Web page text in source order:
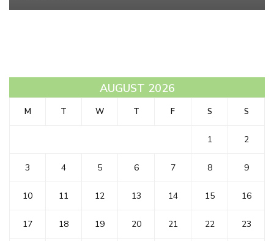
AUGUST 2026
M T W T F S S
1 2
3 4 5 6 7 8 9
10 11 12 13 14 15 16
17 18 19 20 21 22 23